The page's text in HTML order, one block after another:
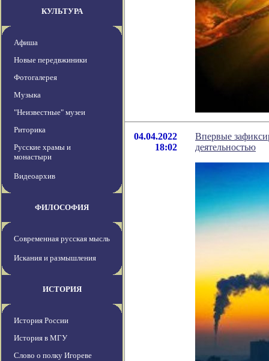
КУЛЬТУРА
Афиша
Новые передвжиники
Фотогалерея
Музыка
"Неизвестные" музеи
Риторика
Русские храмы и
монастыри
Видеоархив
ФИЛОСОФИЯ
Современная русская мысль
Искания и размышления
ИСТОРИЯ
История России
История в МГУ
Слово о полку Игореве
04.04.2022
18:02
Впервые
деятельностью